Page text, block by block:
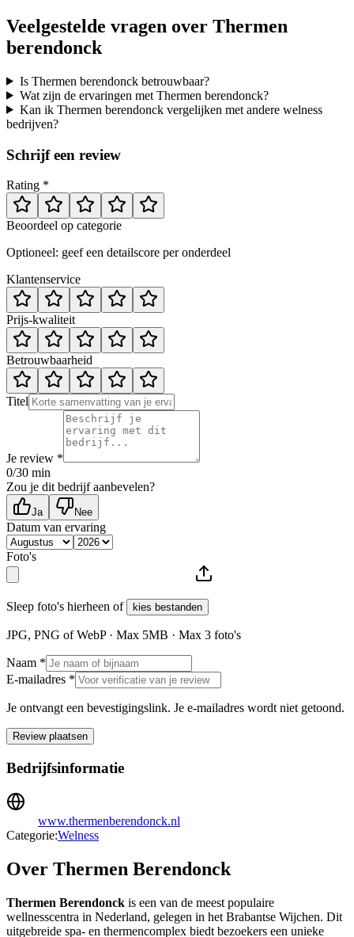
Veelgestelde vragen over Thermen
berendonck
Is Thermen berendonck betrouwbaar?
Wat zijn de ervaringen met Thermen berendonck?
Kan ik Thermen berendonck vergelijken met andere welness
bedrijven?
Schrijf een review
Rating *
Beoordeel op categorie
Optioneel: geef een detailscore per onderdeel
Klantenservice
Prijs-kwaliteit
Betrouwbaarheid
Titel
Je review *
0/30 min
Zou je dit bedrijf aanbevelen?
Ja Nee
Datum van ervaring
Foto's
Sleep foto's hierheen of kies bestanden
JPG, PNG of WebP · Max 5MB · Max 3 foto's
Naam *
E-mailadres *
Je ontvangt een bevestigingslink. Je e-mailadres wordt niet getoond.
Review plaatsen
Bedrijfsinformatie
www.thermenberendonck.nl
Categorie:Welness
Over Thermen Berendonck
Thermen Berendonck is een van de meest populaire
wellnesscentra in Nederland, gelegen in het Brabantse Wijchen. Dit
uitgebreide spa- en thermencomplex biedt bezoekers een unieke